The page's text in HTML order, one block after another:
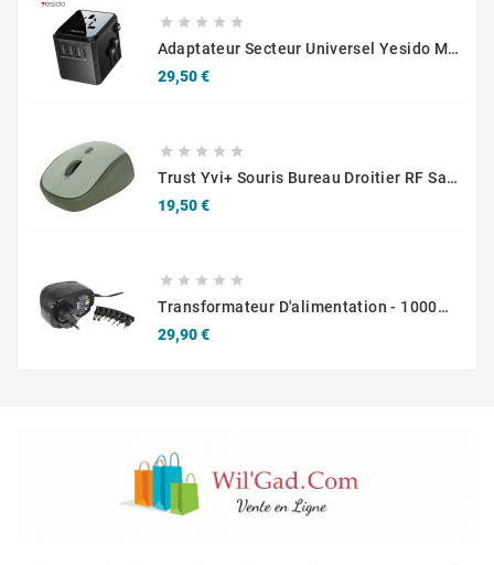
    
Adaptateur Secteur Universel Yesido MC10 4 En 1 Noir
29,50 €Prix
    
Trust Yvi+ Souris Bureau Droitier RF Sans Fil Optique 1600 DPI
19,50 €Prix
    
Transformateur D'alimentation - 1000ma DC Stabilisé
29,90 €Prix